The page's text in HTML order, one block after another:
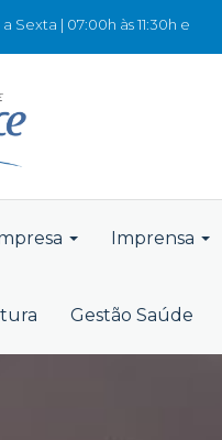
| 07:00h às 11:30h e
Imprensa
Gestão Saúde